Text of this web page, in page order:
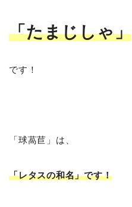
「たまじしゃ」
です！
「球萵苣」は、
「レタスの和名」です！